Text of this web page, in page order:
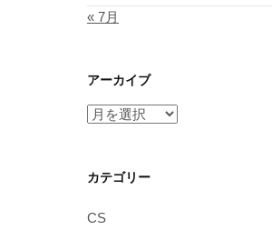
« 7月
アーカイブ
ア
イ
カテゴリー
CS